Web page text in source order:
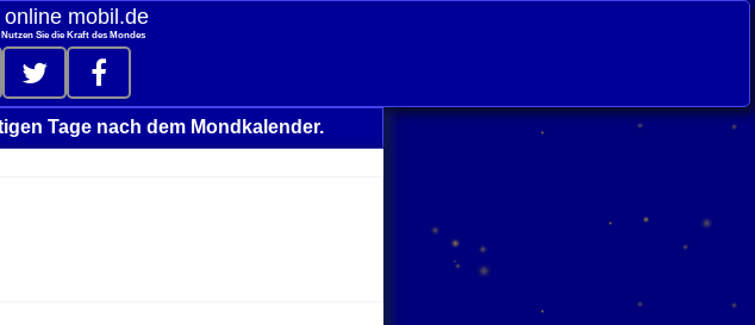
online mobil.de
Sie die Kraft des Mondes
Tage nach dem Mondkalender.